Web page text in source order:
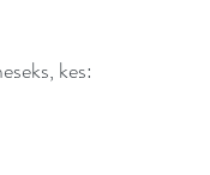
kes: